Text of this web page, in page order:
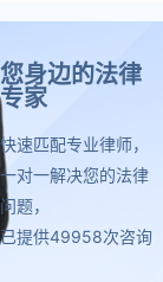
您身边的法律
专家
快速匹配专业律师，
一对一解决您的法律
问题，
已提供49958次咨询